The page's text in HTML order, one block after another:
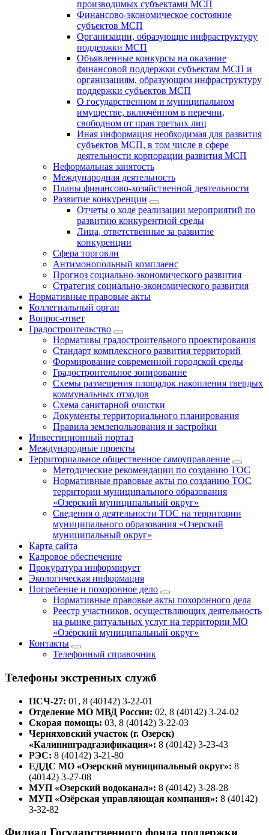
производимых субъектами МСП
Финансово-экономическое состояние
субъектов МСП
Организации, образующие инфраструктуру
поддержки МСП
Объявленные конкурсы на оказание
финансовой поддержки субъектам МСП и
организациям, образующим инфраструктуру
поддержки субъектов МСП
О государственном и муниципальном
имуществе, включённом в перечни,
свободном от прав третьих лиц
Иная информация необходимая для развития
субъектов МСП, в том числе в сфере
деятельности корпорации развития МСП
Неформальная занятость
Международная деятельность
Планы финансово-хозяйственной деятельности
Развитие конкуренции
Отчеты о ходе реализации мероприятий по
развитию конкурентной среды
Лица, ответственные за развитие
конкуренции
Сфера торговли
Антимонопольный комплаенс
Прогноз социально-экономического развития
Стратегия социально-экономического развития
Нормативные правовые акты
Коллегиальный орган
Вопрос-ответ
Градостроительство
Нормативы градостроительного проектирования
Стандарт комплексного развития территорий
Формирование современной городской среды
Градостроительное зонирование
Схемы размещения площадок накопления твердых
коммунальных отходов
Схема санитарной очистки
Документы территориального планирования
Правила землепользования и застройки
Инвестиционный портал
Международные проекты
Территориальное общественное самоуправление
Методические рекомендации по созданию ТОС
Нормативные правовые акты по созданию ТОС
территории муниципального образования
«Озерский муниципальный округ»
Сведения о деятельности ТОС на территории
муниципального образования «Озерский
муниципальный округ»
Карта сайта
Кадровое обеспечение
Прокуратура информирует
Экологическая информация
Погребение и похоронное дело
Нормативные правовые акты похоронного дела
Реестр участников, осуществляющих деятельность
на рынке ритуальных услуг на территории МО
«Озёрский муниципальный округ»
Контакты
Телефонный справочник
Телефоны экстренных служб
ПСЧ-27: 01, 8 (40142) 3-22-01
Отделение МО МВД России: 02, 8 (40142) 3-24-02
Скорая помощь: 03, 8 (40142) 3-22-03
Черняховский участок (г. Озерск)
«Калининградгазификация»: 8 (40142) 3-23-43
РЭС: 8 (40142) 3-21-80
ЕДДС МО «Озерский муниципальный округ»: 8
(40142) 3-27-08
МУП «Озерский водоканал»: 8 (40142) 3-28-28
МУП «Озёрская управляющая компания»: 8 (40142)
3-32-82
Филиал Государственного фонда поддержки